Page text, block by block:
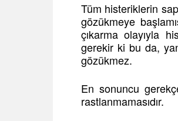
Tüm histeriklerin
gözükmeye
çıkarma olayıyla
gerekir ki bu da,
gözükmez.
En sonuncu
rastlanmamasıdır.